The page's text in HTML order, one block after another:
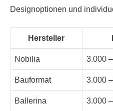
Designoptionen und
Hersteller
Nobilia 3.000
Bauformat 3.000
Ballerina 3.000